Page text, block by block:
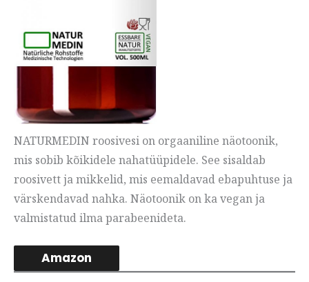
NATURMEDIN roosivesi on orgaaniline näotoonik,
mis sobib kõikidele nahatüüpidele. See sisaldab
roosivett ja mikkelid, mis eemaldavad ebapuhtuse ja
värskendavad nahka. Näotoonik on ka vegan ja
valmistatud ilma parabeenideta.
Amazon